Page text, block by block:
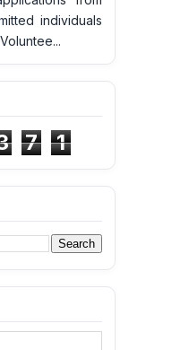
individuals
7 1
Concerned
Condemns
Cox’s